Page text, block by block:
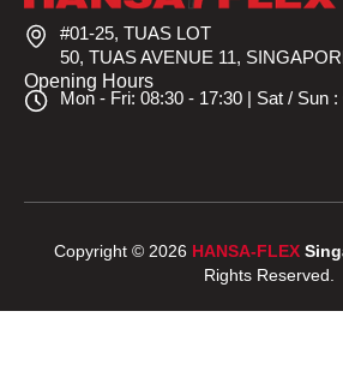
#01-25, TUAS LOT
50, TUAS AVENUE 11,
Opening Hours
Mon - Fri: 08:30 - 17:30 | Sat / Sun
Copyright © 2026 HANSA-FLEX
Rights Reserved.